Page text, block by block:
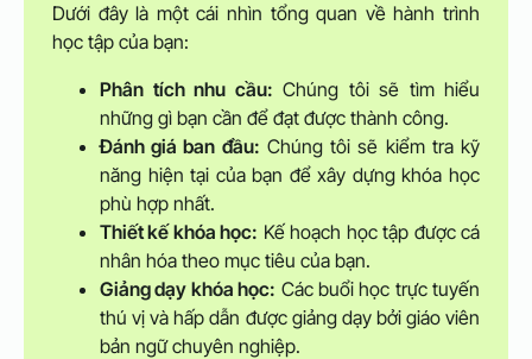
Dưới đây là một cái nhìn tổng quan về hành trình
học tập của bạn:
Phân tích nhu cầu: Chúng tôi sẽ tìm hiểu
những gì bạn cần để đạt được thành công.
Đánh giá ban đầu: Chúng tôi sẽ kiểm tra kỹ
năng hiện tại của bạn để xây dựng khóa học
phù hợp nhất.
Thiết kế khóa học: Kế hoạch học tập được cá
nhân hóa theo mục tiêu của bạn.
Giảng dạy khóa học: Các buổi học trực tuyến
thú vị và hấp dẫn được giảng dạy bởi giáo viên
bản ngữ chuyên nghiệp.